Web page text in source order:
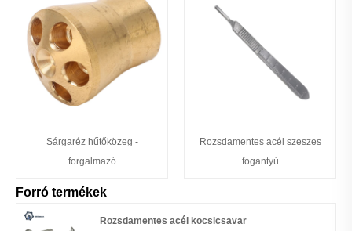
Sárgaréz hűtőközeg -
forgalmazó
Rozsdamentes acél szeszes
fogantyú
Forró termékek
Rozsdamentes acél kocsicsavar